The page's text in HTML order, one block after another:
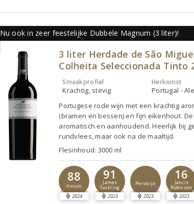
Nu ook in zeer feestelijke Dubbele Magnum (3 liter)!
3 liter Herdade de São
Colheita Seleccionada Tinto
Smaakprofiel
Krachtig, stevig
Herkomst
Portugal -
Portugese rode wijn met een krachtig
(bramen en bessen) en fijn eikenhout.
aromatisch en aanhoudend. Heerlijk bij
rundvlees, maar ook na de maaltijd.
Flesinhoud: 3000 ml
88
Vinum
2024
91
James
Suckling
2023
Perswijn
2023
16
Jancis
Robinson
2023